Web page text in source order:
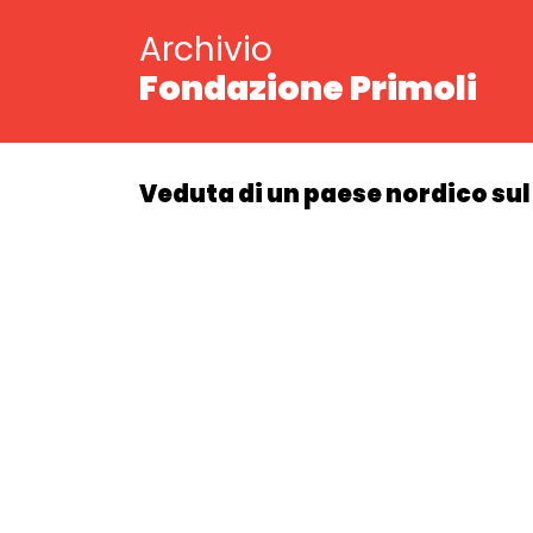
Archivio
Fondazione Primoli
Veduta di un paese nordico